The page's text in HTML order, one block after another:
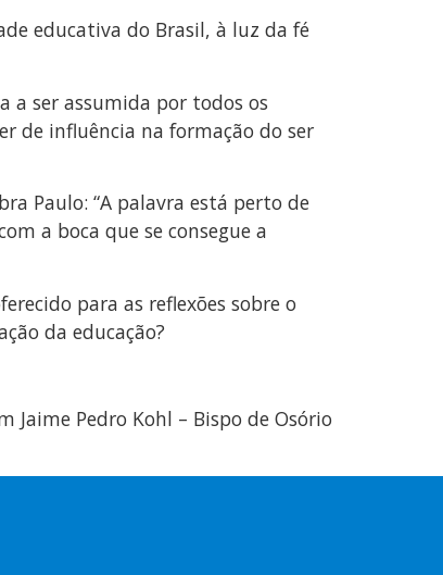
educativa do Brasil, à luz da fé
a ser assumida por todos os
de influência na formação do ser
Paulo: “A palavra está perto de
a boca que se consegue a
para as reflexões sobre o
da educação?
Jaime Pedro Kohl – Bispo de Osório